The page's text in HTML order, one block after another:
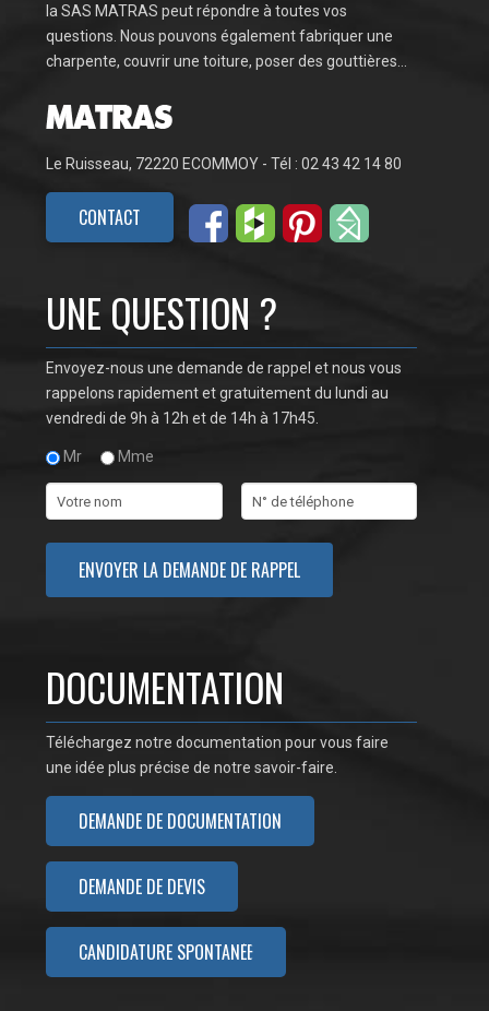
la SAS MATRAS peut répondre à toutes vos
questions. Nous pouvons également fabriquer une
charpente, couvrir une toiture, poser des gouttières…
Le Ruisseau, 72220 ECOMMOY - Tél : 02 43 42 14 80
CONTACT
UNE QUESTION ?
Envoyez-nous une demande de rappel et nous vous
rappelons rapidement et gratuitement du lundi au
vendredi de 9h à 12h et de 14h à 17h45.
Mr Mme
DOCUMENTATION
Téléchargez notre documentation pour vous faire
une idée plus précise de notre savoir-faire.
DEMANDE DE DOCUMENTATION
DEMANDE DE DEVIS
CANDIDATURE SPONTANÉE